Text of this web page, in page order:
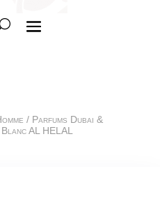
/ Parfums Dubai &
AL HELAL